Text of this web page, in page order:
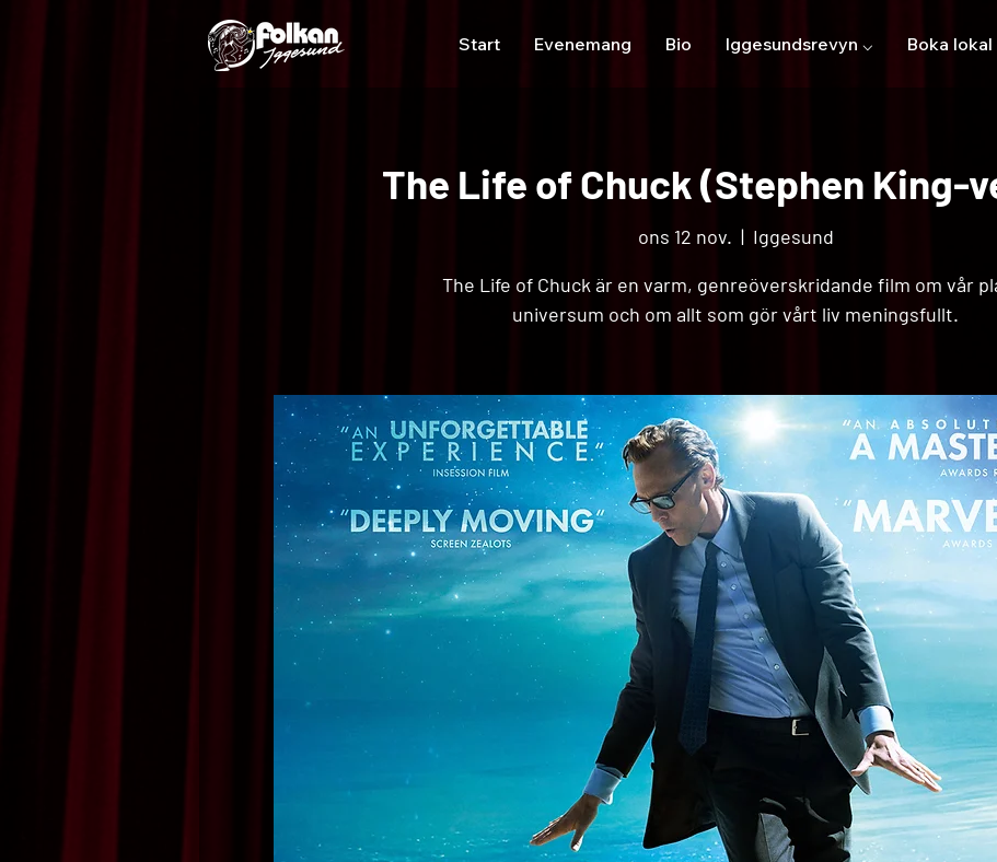
Start Evenemang Bio Iggesundsrevyn ⌵ Boka lokal
The Life of Chuck (Stephen King-
ons 12 nov.
  |
Iggesund
The Life of Chuck är en varm, genreöverskridande film om vår
universum och om allt som gör vårt liv meningsfullt.